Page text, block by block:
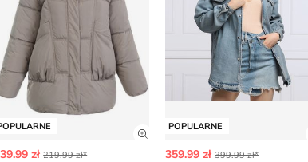
szczegóły produktu Zobacz szczegóły produktu
zł 219.99 zł*
POPULARNE
359.99 zł 399.99 zł*